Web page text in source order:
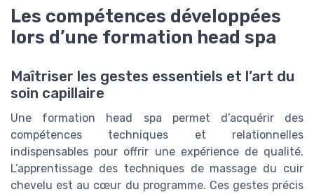
Les compétences développées
lors d’une formation head spa
Maîtriser les gestes essentiels et l’art du
soin capillaire
Une formation head spa permet d’acquérir des
compétences techniques et relationnelles
indispensables pour offrir une expérience de qualité.
L’apprentissage des techniques de massage du cuir
chevelu est au cœur du programme. Ces gestes précis